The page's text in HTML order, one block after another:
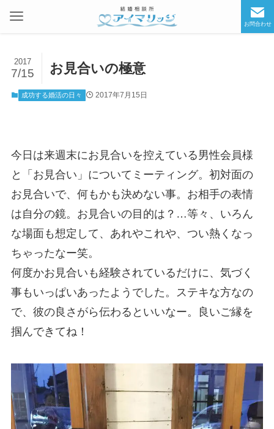
お問合わせ
お見合いの極意
2017
7/15
成功する婚活の日々 2017年7月15日
今日は来週末にお見合いを控えている男性会員様
と「お見合い」についてミーティング。初対面の
お見合いで、何も かも決めない事。お相手の表情
は自分の鏡。お見合いの目 的は？…等々、いろん
な場面も想定して、あれやこれや、 つい熱くなっ
ちゃったなー笑。
何度かお見合いも経験されているだけに、気づく
事もいっぱいあったようでした。ステキな方なの
で、彼の良さがら伝わるといいなー。良いご縁を
掴んできてね！